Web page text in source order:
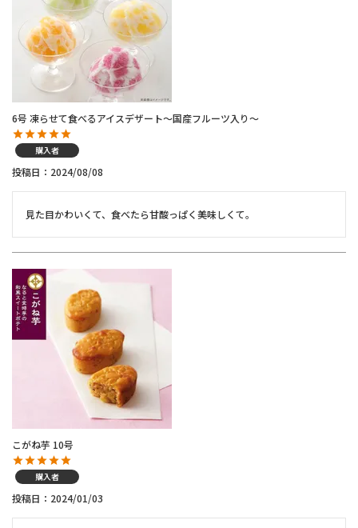
6号 凍らせて食べるアイスデザート～国産フルーツ入り～
購入者
投稿日 2024/08/08
見た目かわいくて、食べたら甘酸っぱく美味しくて。
こがね芋 10号
購入者
投稿日 2024/01/03